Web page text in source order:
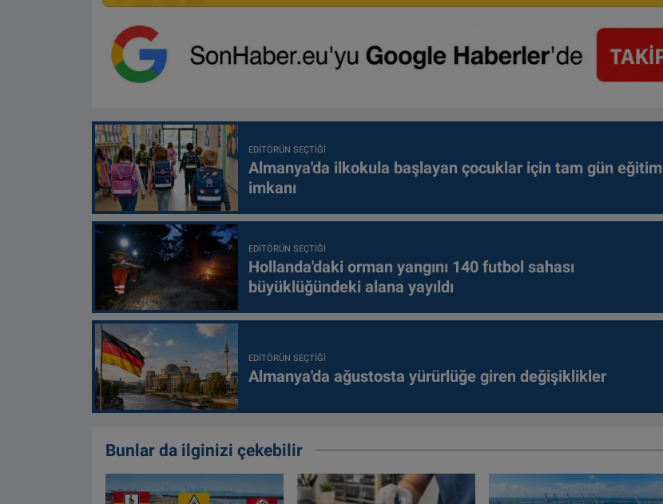
EDITÖRÜN SEÇTIĞI
Almanya'da ilkokula başlayan çocuklar için tam gün eğitim
imkanı
EDITÖRÜN SEÇTIĞI
Hollanda'daki orman yangını 140 futbol sahası
büyüklüğündeki alana yayıldı
EDITÖRÜN SEÇTIĞI
Almanya'da ağustosta yürürlüğe giren değişiklikler
Bunlar da ilginizi çekebilir